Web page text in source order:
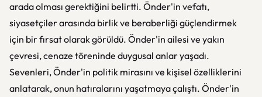
arada olması gerektiğini belirtti. Önder'in vefatı,
siyasetçiler arasında birlik ve beraberliği güçlendirmek
için bir fırsat olarak görüldü. Önder'in ailesi ve yakın
çevresi, cenaze töreninde duygusal anlar yaşadı.
Sevenleri, Önder'in politik mirasını ve kişisel özelliklerini
anlatarak, onun hatıralarını yaşatmaya çalıştı. Önder'in